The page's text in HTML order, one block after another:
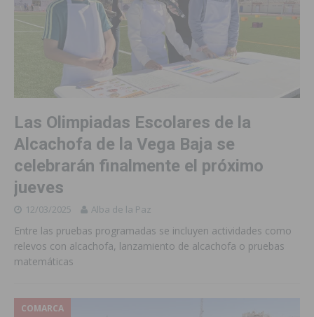
Las Olimpiadas Escolares de la
Alcachofa de la Vega Baja se
celebrarán finalmente el próximo
jueves
12/03/2025 Alba de la Paz
Entre las pruebas programadas se incluyen actividades como
relevos con alcachofa, lanzamiento de alcachofa o pruebas
matemáticas
COMARCA